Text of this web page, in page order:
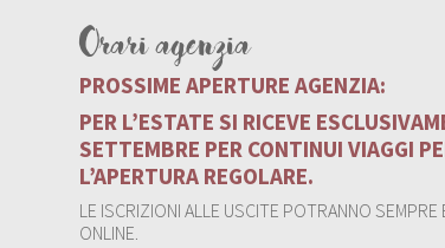
Orari agenzia
PROSSIME APERTURE AGENZIA:
PER L’ESTATE SI RICEVE
SETTEMBRE PER CONTINUI VIAGGI
L’APERTURA REGOLARE.
LE ISCRIZIONI ALLE USCITE POTRANNO
ONLINE.